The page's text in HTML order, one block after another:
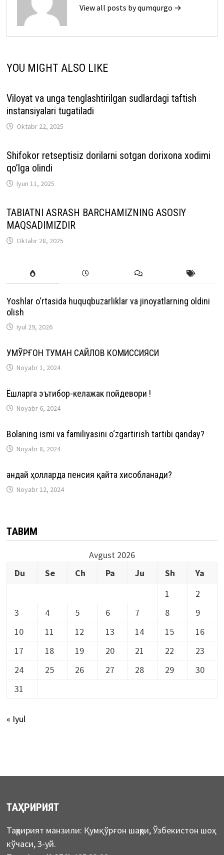
View all posts by qumqurgo →
YOU MIGHT ALSO LIKE
Viloyat va unga tenglashtirilgan sudlardagi taftish
instansiyalari tugatiladi
Oktabr 22, 2025
Shifokor retseptisiz dorilarni sotgan dorixona xodimi
qo’lga olindi
Iyun 11, 2025
TABIATNI ASRASH BARCHAMIZNING ASOSIY
MAQSADIMIZDIR
Oktabr 28, 2025
Yoshlar o‘rtasida huquqbuzarliklar va jinoyatlarning oldini
olish
Iyul 29, 2026
ҚУМҚЎРҒОН ТУМАН САЙЛОВ КОМИССИЯСИ
Noyabr 1, 2024
Ёшларга эътибор-келажак пойдевори !
Noyabr 6, 2024
Bolaning ismi va familiyasini o‘zgartirish tartibi qanday?
Noyabr 8, 2024
Қандай ҳолларда пенсия қайта хисобланади?
Noyabr 12, 2024
ТАҚВИМ
Avgust 2026
Du
Se Ch Pa Ju Sh
Ya
1
2
3
4 5 6 7 8
9
10
11 12 13 14 15
16
17
18 19 20 21 22
23
24
25 26 27 28 29
30
31
« Iyul
ТАҲРИРИЯТ
Таҳририят манзили: Қумқўрғон шаҳри, Ўзбекистон шоҳ
кўчаси, 3-уй.